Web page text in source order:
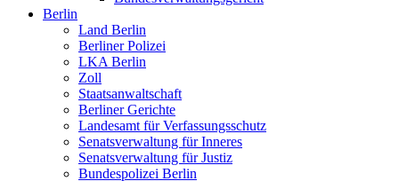
Berlin
Land Berlin
Berliner Polizei
LKA Berlin
Zoll
Staatsanwaltschaft
Berliner Gerichte
Landesamt für Verfassungsschutz
Senatsverwaltung für Inneres
Senatsverwaltung für Justiz
Bundespolizei Berlin